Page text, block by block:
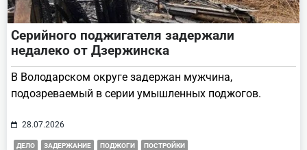
Серийного поджигателя задержали
недалеко от Дзержинска
В Володарском округе задержан мужчина,
подозреваемый в серии умышленных поджогов.
28.07.2026
ДЕЛО ЗАДЕРЖАНИЕ ПОДЖОГИ ПОСТРОЙКИ